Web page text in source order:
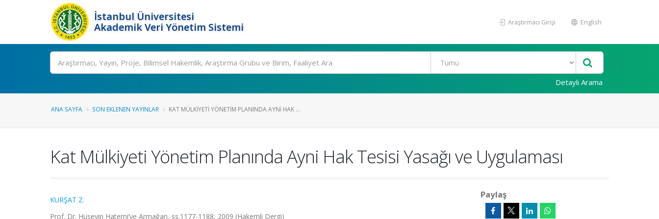
İstanbul Üniversitesi
Akademik Veri Yönetim Sistemi
Araştırmacı Girişi English
Ara
Detaylı Arama
ANA SAYFA SON EKLENEN YAYINLAR KAT MÜLKIYETI YÖNETIM PLANINDA AYNI HAK ...
Kat Mülkiyeti Yönetim Planında Ayni Hak Tesisi Yasağı ve Uygulaması
KURŞAT Z.
Prof. Dr. Hüseyin Hatemi’ye Armağan, ss.1177-1188, 2009 (Hakemli Dergi)
Paylaş